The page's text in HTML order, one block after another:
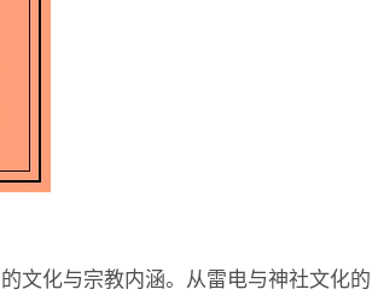
文化与宗教内涵。从雷电与神社文化的